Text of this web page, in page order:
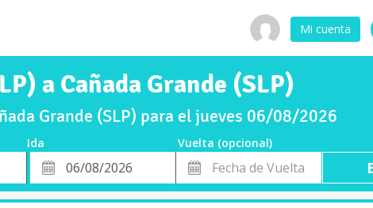
Mi cuenta
a Cañada Grande (SLP)
Grande (SLP) para el jueves 06/08/2026
Ida
Vuelta (opcional)
Fecha
de
Fecha
de
Vuelta